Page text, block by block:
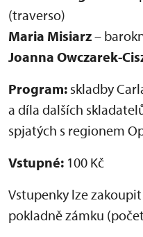
(traverso)
Maria Misiarz–
Joanna Owczarek-
Program: skladby
a díla dalších
spjatých s regionem
Vstupné: 100 Kč
Vstupenky lze
pokladně zámku